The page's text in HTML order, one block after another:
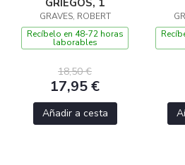
GRIEGOS, 1
GRAVES, ROBERT
Recíbelo en 48-72 horas
laborables
18,50 €
17,95 €
Añadir a cesta